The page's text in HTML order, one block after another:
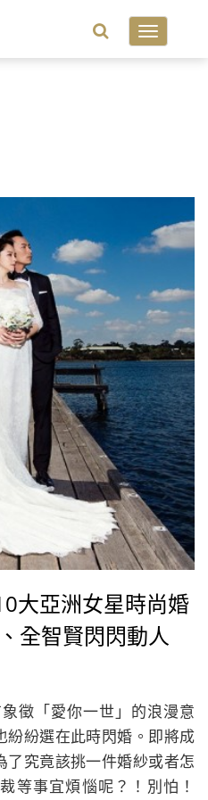
Toggle
大亞洲女星時尚婚
全智賢閃閃動人
徵「愛你一世」的浪漫意
紛紛選在此時閃婚。即將成
究竟該挑一件婚紗或者怎
等事宜煩惱呢？！別怕！